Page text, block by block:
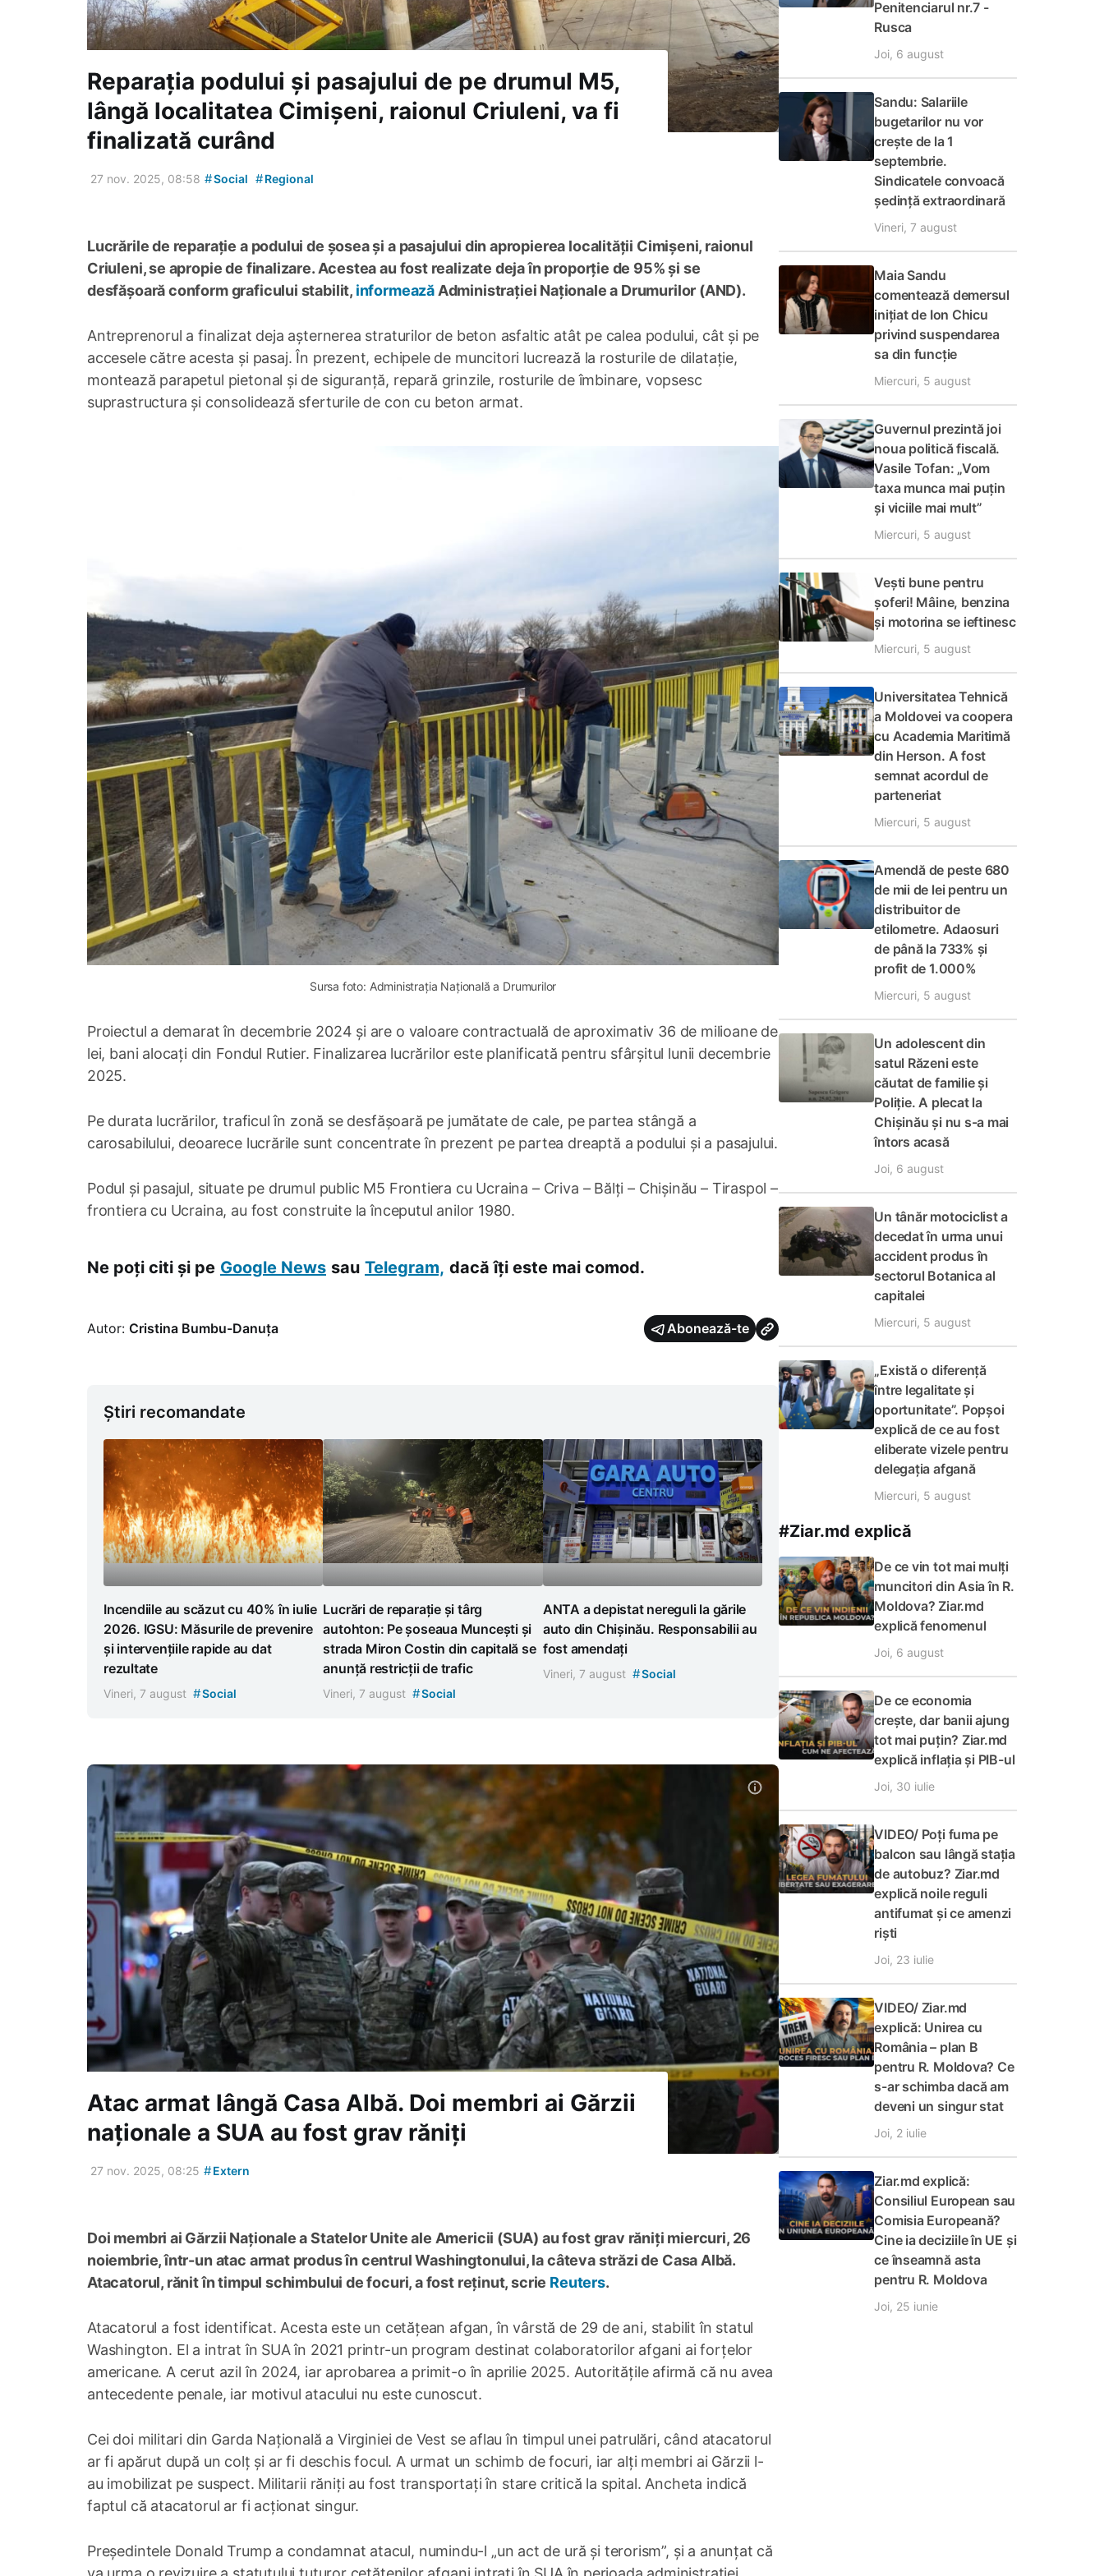
Reparația podului și pasajului de pe drumul M5,
lângă localitatea Cimișeni, raionul Criuleni, va fi
finalizată curând
27 nov. 2025, 08:58 #Social #Regional
Lucrările de reparație a podului de șosea și a pasajului din apropierea localității Cimișeni, raionul
Criuleni, se apropie de finalizare. Acestea au fost realizate deja în proporție de 95% și se
desfășoară conform graficului stabilit, informeazăAdministrației Naționale a Drumurilor (AND).
Antreprenorul a finalizat deja așternerea straturilor de beton asfaltic atât pe calea podului, cât și pe
accesele către acesta și pasaj. În prezent, echipele de muncitori lucrează la rosturile de dilatație,
montează parapetul pietonal și de siguranță, repară grinzile, rosturile de îmbinare, vopsesc
suprastructura și consolidează sferturile de con cu beton armat.
Sursa foto: Administrația Națională a Drumurilor
Proiectul a demarat în decembrie 2024 și are o valoare contractuală de aproximativ 36 de milioane de
lei, bani alocați din Fondul Rutier. Finalizarea lucrărilor este planificată pentru sfârșitul lunii decembrie
2025.
Pe durata lucrărilor, traficul în zonă se desfășoară pe jumătate de cale, pe partea stângă a
carosabilului, deoarece lucrările sunt concentrate în prezent pe partea dreaptă a podului și a pasajului.
Podul și pasajul, situate pe drumul public M5 Frontiera cu Ucraina – Criva – Bălți – Chișinău – Tiraspol –
frontiera cu Ucraina, au fost construite la începutul anilor 1980.
Ne poți citi și pe Google News sau Telegram, dacă îți este mai comod.
Autor: Cristina Bumbu-Danuța Abonează-te
Știri recomandate
Incendiile au scăzut cu 40% în iulie
2026. IGSU: Măsurile de prevenire
și intervențiile rapide au dat
rezultate
Vineri, 7 august #Social
Lucrări de reparație și târg
autohton: Pe șoseaua Muncești și
strada Miron Costin din capitală se
anunță restricții de trafic
Vineri, 7 august #Social
ANTA a depistat nereguli la gările
auto din Chișinău. Responsabilii au
fost amendați
Vineri, 7 august #Social
Atac armat lângă Casa Albă. Doi membri ai Gărzii
naționale a SUA au fost grav răniți
27 nov. 2025, 08:25 #Extern
Doi membri ai Gărzii Naționale a Statelor Unite ale Americii (SUA) au fost grav răniți miercuri, 26
noiembrie, într-un atac armat produs în centrul Washingtonului, la câteva străzi de Casa Albă.
Atacatorul, rănit în timpul schimbului de focuri, a fost reținut, scrie Reuters.
Atacatorul a fost identificat. Acesta este un cetățean afgan, în vârstă de 29 de ani, stabilit în statul
Washington. El a intrat în SUA în 2021 printr-un program destinat colaboratorilor afgani ai forțelor
americane. A cerut azil în 2024, iar aprobarea a primit-o în aprilie 2025. Autoritățile afirmă că nu avea
antecedente penale, iar motivul atacului nu este cunoscut.
Cei doi militari din Garda Națională a Virginiei de Vest se aflau în timpul unei patrulări, când atacatorul
ar fi apărut după un colț și ar fi deschis focul. A urmat un schimb de focuri, iar alți membri ai Gărzii l-
au imobilizat pe suspect. Militarii răniți au fost transportați în stare critică la spital. Ancheta indică
faptul că atacatorul ar fi acționat singur.
Președintele Donald Trump a condamnat atacul, numindu-l „un act de ură și terorism”, și a anunțat că
Penitenciarul nr.7 -
Rusca
Joi, 6 august
Sandu: Salariile
bugetarilor nu vor
crește de la 1
septembrie.
Sindicatele convoacă
ședință extraordinară
Vineri, 7 august
Maia Sandu
comentează demersul
inițiat de Ion Chicu
privind suspendarea
sa din funcție
Miercuri, 5 august
Guvernul prezintă joi
noua politică fiscală.
Vasile Tofan: „Vom
taxa munca mai puțin
și viciile mai mult”
Miercuri, 5 august
Vești bune pentru
șoferi! Mâine, benzina
și motorina se ieftinesc
Miercuri, 5 august
Universitatea Tehnică
a Moldovei va coopera
cu Academia Maritimă
din Herson. A fost
semnat acordul de
parteneriat
Miercuri, 5 august
Amendă de peste 680
de mii de lei pentru un
distribuitor de
etilometre. Adaosuri
de până la 733% și
profit de 1.000%
Miercuri, 5 august
Un adolescent din
satul Răzeni este
căutat de familie și
Poliție. A plecat la
Chișinău și nu s-a mai
întors acasă
Joi, 6 august
Un tânăr motociclist a
decedat în urma unui
accident produs în
sectorul Botanica al
capitalei
Miercuri, 5 august
„Există o diferență
între legalitate și
oportunitate”. Popșoi
explică de ce au fost
eliberate vizele pentru
delegația afgană
Miercuri, 5 august
#Ziar.md explică
De ce vin tot mai mulți
muncitori din Asia în R.
Moldova? Ziar.md
explică fenomenul
Joi, 6 august
De ce economia
crește, dar banii ajung
tot mai puțin? Ziar.md
explică inflația și PIB-ul
Joi, 30 iulie
VIDEO/ Poți fuma pe
balcon sau lângă stația
de autobuz? Ziar.md
explică noile reguli
antifumat și ce amenzi
riști
Joi, 23 iulie
VIDEO/ Ziar.md
explică: Unirea cu
România – plan B
pentru R. Moldova? Ce
s-ar schimba dacă am
deveni un singur stat
Joi, 2 iulie
Ziar.md explică:
Consiliul European sau
Comisia Europeană?
Cine ia deciziile în UE și
ce înseamnă asta
pentru R. Moldova
Joi, 25 iunie